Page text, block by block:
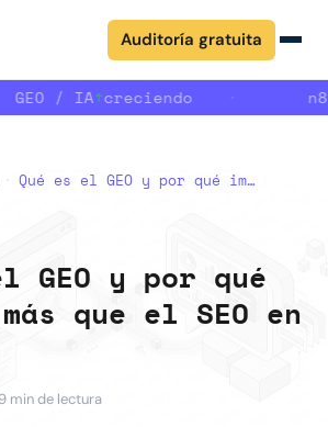
Auditoría gratuita
GEO / IA↑creciendo
· Qué es el GEO y por qué importa más que el SEO en 2026
GEO y por qué
que el SEO en
9 min de lectura